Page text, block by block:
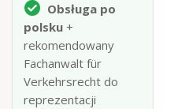
Obsługa po
polsku+
rekomendowany
Fachanwalt für
Verkehrsrecht do
reprezentacji